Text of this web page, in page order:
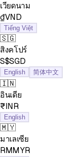
เวียดนาม
₫VND
Tiếng Việt
🇸🇬
สิงคโปร์
S$SGD
English 简体中文
🇮🇳
อินเดีย
₹INR
English
🇲🇾
มาเลเซีย
RMMYR